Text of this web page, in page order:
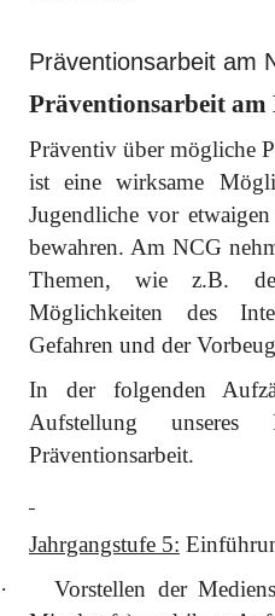
Präventionsarbeit am
Präventionsarbeit am
Präventiv über mögliche
ist eine wirksame
Jugendliche vor
bewahren. Am NCG
Themen, wie z.B.
Möglichkeiten des
Gefahren und der
In der folgenden
Aufstellung unseres
Präventionsarbeit.
Jahrgangstufe 5:
·
Vorstellen der